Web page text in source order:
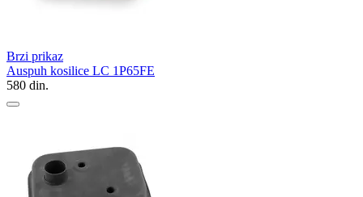
Brzi prikaz
Auspuh kosilice LC 1P65FE
580 din.